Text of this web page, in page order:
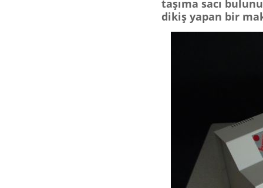
taşıma sacı
dikiş yapan bir